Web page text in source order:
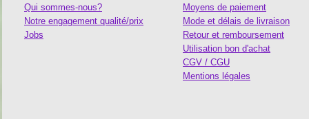
Qui sommes-nous?
Notre engagement qualité/prix
Jobs
Moyens de paiement
Mode et délais de livraison
Retour et remboursement
Utilisation bon d'achat
CGV / CGU
Mentions légales